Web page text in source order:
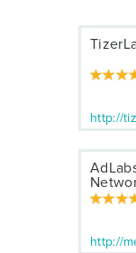
http://
http://